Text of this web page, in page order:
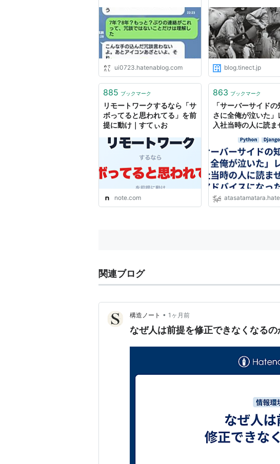
ui0723.hatenablog.com blog.tinect.jp
885 ブックマーク
リモートワークするなら「サ
ボってると思われてる」を前
提に動け｜すてぃお
note.com
863 ブックマーク
「サーバーサイド
さに全俺が泣いた」
入社当時の人に読ま
ろうPythonと
知識メモ - 憧れ駆動
関連ブログ
構造ノート • 1ヶ月前
なぜ人は前提を修正できなくなるの